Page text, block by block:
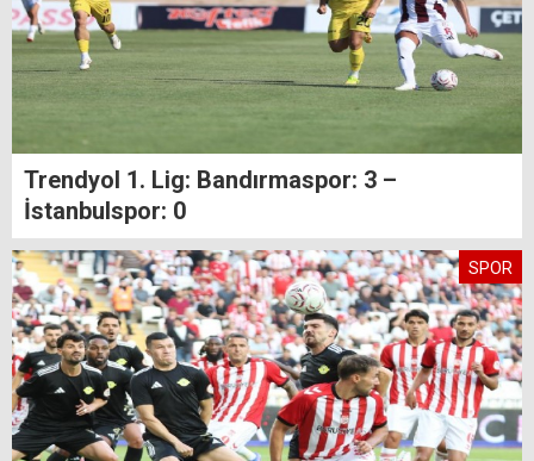
Trendyol 1. Lig: Bandırmaspor: 3 –
İstanbulspor: 0
SPOR